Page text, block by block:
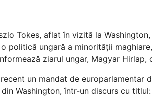
Tokes, aflat în vizită la
politică ungară a minorității
ziarul ungar, Magyar Hirlap,
un mandat de europarlamentar
Washington, într-un discurs cu